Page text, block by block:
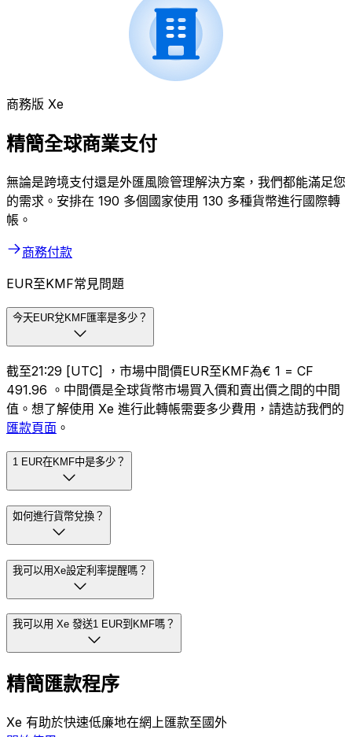
商務版 Xe
精簡全球商業支付
無論是跨境支付還是外匯風險管理解決方案，我們都能滿足您
的需求。安排在 190 多個國家使用 130 多種貨幣進行國際轉
帳。
商務付款
EUR至KMF常見問題
今天EUR兌KMF匯率是多少？
截至21:29 [UTC] ，市場中間價EUR至KMF為€ 1 = CF
491.96 。中間價是全球貨幣市場買入價和賣出價之間的中間
值。想了解使用 Xe 進行此轉帳需要多少費用，請造訪我們的
匯款頁面 。
1 EUR在KMF中是多少？
如何進行貨幣兌換？
我可以用Xe設定利率提醒嗎？
我可以用 Xe 發送1 EUR到KMF嗎？
精簡匯款程序
Xe 有助於快速低廉地在網上匯款至國外